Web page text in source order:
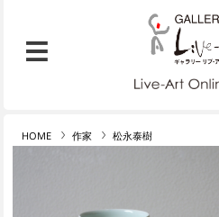
HOME 作家 松永泰樹